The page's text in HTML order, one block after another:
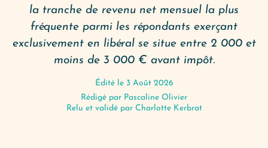
la tranche de revenu net mensuel la plus
fréquente parmi les répondants exerçant
exclusivement en libéral se situe entre 2 000 et
moins de 3 000 € avant impôt.
Édité le 3 Août 2026
Rédigé par Pascaline Olivier
Relu et validé par Charlotte Kerbrat